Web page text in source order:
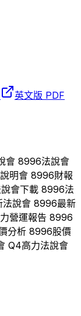
英文版 PDF
會 8996法說會
明會 8996財報
會下載 8996法
法說會 8996最新
營運報告 8996
分析 8996股價
Q4高力法說會